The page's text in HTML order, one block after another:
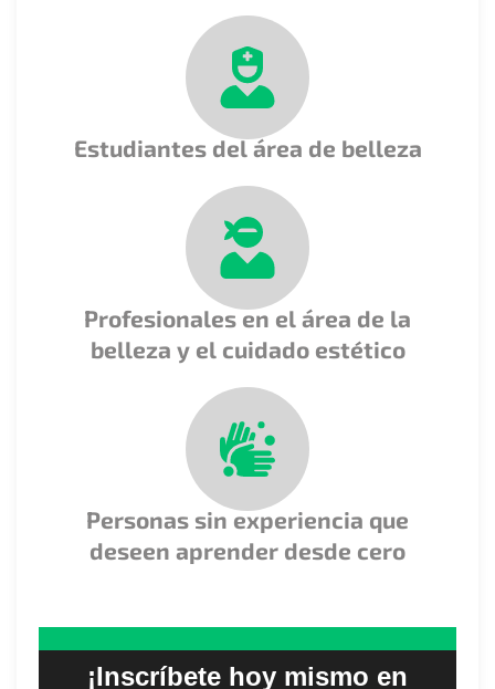
Estudiantes del área de belleza
Profesionales en el área de la
belleza y el cuidado estético
Personas sin experiencia que
deseen aprender desde cero
¡Inscríbete hoy mismo en